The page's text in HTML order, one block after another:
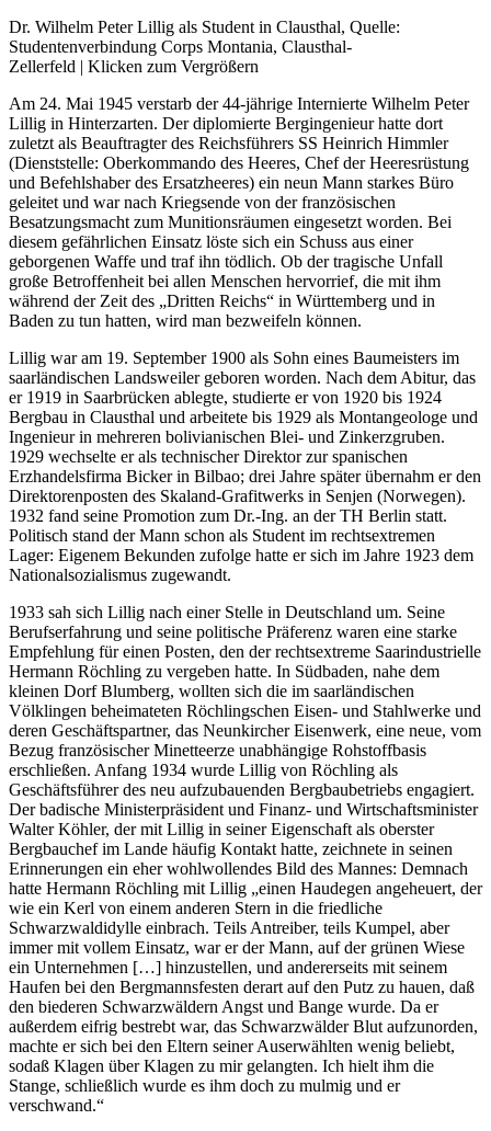
Dr. Wilhelm Peter Lillig als Student in Clausthal, Quelle:
Studentenverbindung Corps Montania, Clausthal-
Zellerfeld | Klicken zum Vergrößern
Am 24. Mai 1945 verstarb der 44-jährige Internierte Wilhelm Peter
Lillig in Hinterzarten. Der diplomierte Bergingenieur hatte dort
zuletzt als Beauftragter des Reichsführers SS Heinrich Himmler
(Dienststelle: Oberkommando des Heeres, Chef der Heeresrüstung
und Befehlshaber des Ersatzheeres) ein neun Mann starkes Büro
geleitet und war nach Kriegsende von der französischen
Besatzungsmacht zum Munitionsräumen eingesetzt worden. Bei
diesem gefährlichen Einsatz löste sich ein Schuss aus einer
geborgenen Waffe und traf ihn tödlich. Ob der tragische Unfall
große Betroffenheit bei allen Menschen hervorrief, die mit ihm
während der Zeit des „Dritten Reichs“ in Württemberg und in
Baden zu tun hatten, wird man bezweifeln können.
Lillig war am 19. September 1900 als Sohn eines Baumeisters im
saarländischen Landsweiler geboren worden. Nach dem Abitur, das
er 1919 in Saarbrücken ablegte, studierte er von 1920 bis 1924
Bergbau in Clausthal und arbeitete bis 1929 als Montangeologe und
Ingenieur in mehreren bolivianischen Blei- und Zinkerzgruben.
1929 wechselte er als technischer Direktor zur spanischen
Erzhandelsfirma Bicker in Bilbao; drei Jahre später übernahm er den
Direktorenposten des Skaland-Grafitwerks in Senjen (Norwegen).
1932 fand seine Promotion zum Dr.-Ing. an der TH Berlin statt.
Politisch stand der Mann schon als Student im rechtsextremen
Lager: Eigenem Bekunden zufolge hatte er sich im Jahre 1923 dem
Nationalsozialismus zugewandt.
1933 sah sich Lillig nach einer Stelle in Deutschland um. Seine
Berufserfahrung und seine politische Präferenz waren eine starke
Empfehlung für einen Posten, den der rechtsextreme Saarindustrielle
Hermann Röchling zu vergeben hatte. In Südbaden, nahe dem
kleinen Dorf Blumberg, wollten sich die im saarländischen
Völklingen beheimateten Röchlingschen Eisen- und Stahlwerke und
deren Geschäftspartner, das Neunkircher Eisenwerk, eine neue, vom
Bezug französischer Minetteerze unabhängige Rohstoffbasis
erschließen. Anfang 1934 wurde Lillig von Röchling als
Geschäftsführer des neu aufzubauenden Bergbaubetriebs engagiert.
Der badische Ministerpräsident und Finanz- und Wirtschaftsminister
Walter Köhler, der mit Lillig in seiner Eigenschaft als oberster
Bergbauchef im Lande häufig Kontakt hatte, zeichnete in seinen
Erinnerungen ein eher wohlwollendes Bild des Mannes: Demnach
hatte Hermann Röchling mit Lillig „einen Haudegen angeheuert, der
wie ein Kerl von einem anderen Stern in die friedliche
Schwarzwaldidylle einbrach. Teils Antreiber, teils Kumpel, aber
immer mit vollem Einsatz, war er der Mann, auf der grünen Wiese
ein Unternehmen […] hinzustellen, und andererseits mit seinem
Haufen bei den Bergmannsfesten derart auf den Putz zu hauen, daß
den biederen Schwarzwäldern Angst und Bange wurde. Da er
außerdem eifrig bestrebt war, das Schwarzwälder Blut aufzunorden,
machte er sich bei den Eltern seiner Auserwählten wenig beliebt,
sodaß Klagen über Klagen zu mir gelangten. Ich hielt ihm die
Stange, schließlich wurde es ihm doch zu mulmig und er
verschwand.“